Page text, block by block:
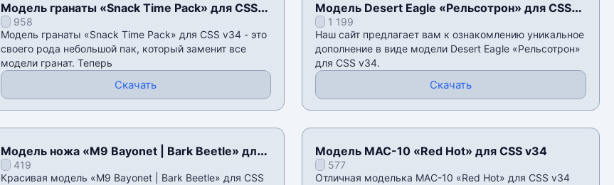
Модель гранаты «Snack Time Pack» для CSS
v34958
Модель гранаты «Snack Time Pack» для CSS v34 - это
своего рода небольшой пак, который заменит все
модели гранат. Теперь
Скачать
Модель Desert Eagle «Рельсотрон» для CSS
v341 199
Наш сайт предлагает вам к ознакомлению уникальное
дополнение в виде модели Desert Eagle «Рельсотрон»
для CSS v34.
Скачать
Модель ножа «M9 Bayonet | Bark Beetle» для
CSS v34
419
Красивая модель «M9 Bayonet | Bark Beetle» для CSS
Модель MAC-10 «Red Hot» для CSS v34
577
Отличная моделька MAC-10 «Red Hot» для CSS v34